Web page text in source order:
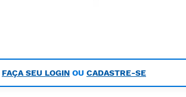
FAÇA SEU LOGIN OU CADASTRE-SE